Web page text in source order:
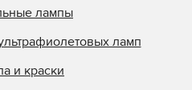
лампы
ламп
и краски